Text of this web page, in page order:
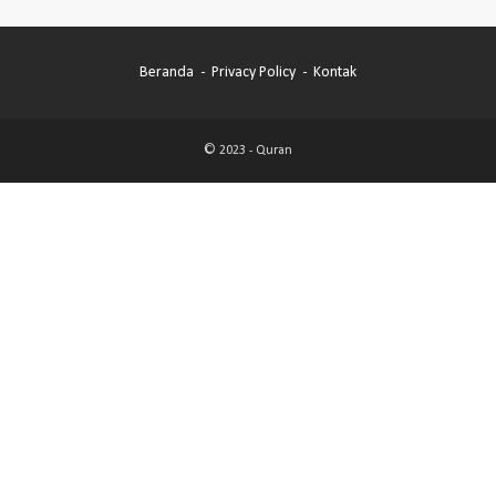
Beranda Privacy Policy Kontak
© 2023 - Quran